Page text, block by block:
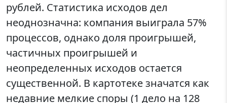
рублей. Статистика исходов дел
неоднозначна: компания выиграла 57%
процессов, однако доля проигрышей,
частичных проигрышей и
неопределенных исходов остается
существенной. В картотеке значатся как
недавние мелкие споры (1 дело на 128